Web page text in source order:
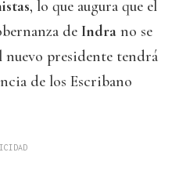
, lo que augura que el
de Indra no se
nuevo presidente tendrá
de los Escribano